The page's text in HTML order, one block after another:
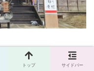
トップ サイドバー